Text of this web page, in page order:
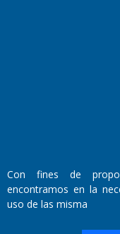
Director Periodístico:
Con fines de
encontramos en la
uso de las misma